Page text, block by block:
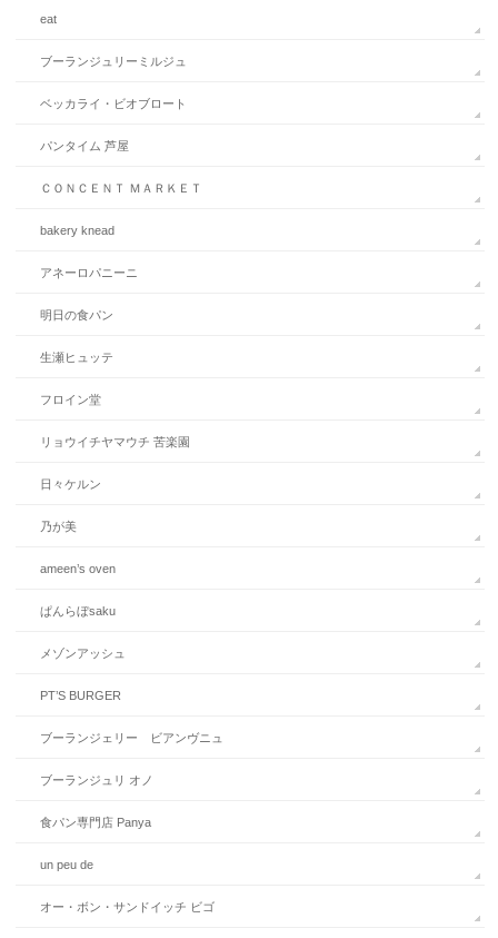
eat
ブーランジュリーミルジュ
ベッカライ・ビオブロート
パンタイム 芦屋
ＣＯＮＣＥＮＴ ＭＡＲＫＥＴ
bakery knead
アネーロパニーニ
明日の食パン
生瀬ヒュッテ
フロイン堂
リョウイチヤマウチ 苦楽園
日々ケルン
乃が美
ameen’s oven
ぱんらぼsaku
メゾンアッシュ
PT’S BURGER
ブーランジェリー ビアンヴニュ
ブーランジュリ オノ
食パン専門店 Panya
un peu de
オー・ボン・サンドイッチ ビゴ